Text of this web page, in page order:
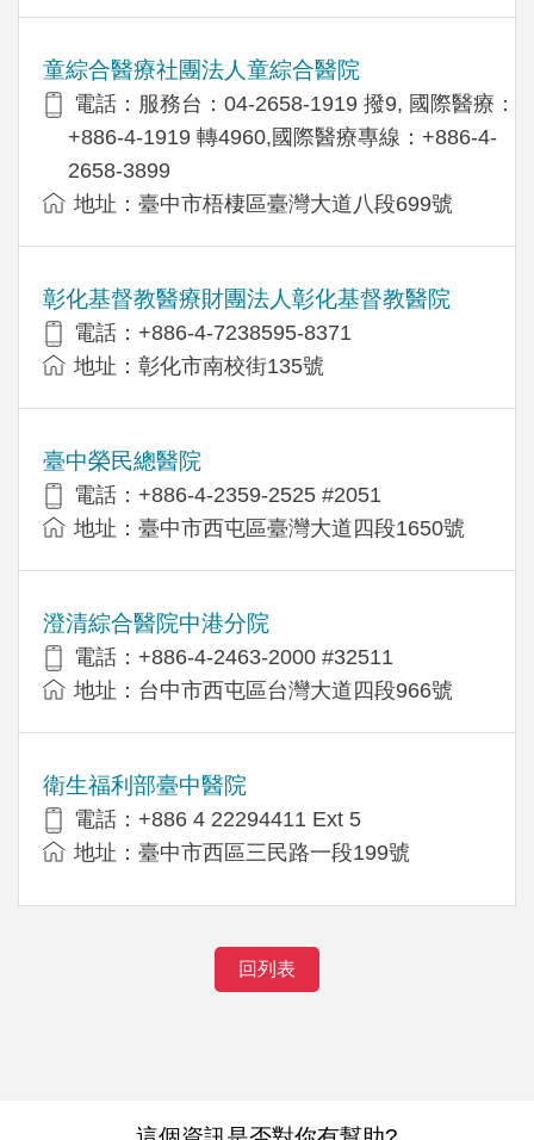
童綜合醫療社團法人童綜合醫院
電話：服務台：04-2658-1919 撥9, 國際醫療：
+886-4-1919 轉4960,國際醫療專線：+886-4-
2658-3899
地址：臺中市梧棲區臺灣大道八段699號
彰化基督教醫療財團法人彰化基督教醫院
電話：+886-4-7238595-8371
地址：彰化市南校街135號
臺中榮民總醫院
電話：+886-4-2359-2525 #2051
地址：臺中市西屯區臺灣大道四段1650號
澄清綜合醫院中港分院
電話：+886-4-2463-2000 #32511
地址：台中市西屯區台灣大道四段966號
衛生福利部臺中醫院
電話：+886 4 22294411 Ext 5
地址：臺中市西區三民路一段199號
回列表